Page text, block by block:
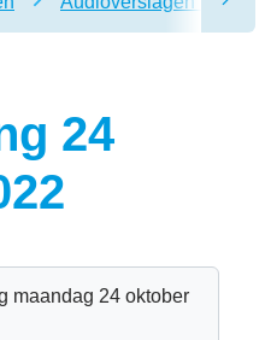
24
maandag 24 oktober